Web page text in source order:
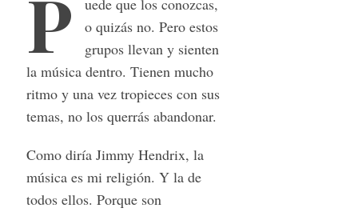
P
uede que los conozcas,
o quizás no. Pero estos
grupos llevan y sienten
la música dentro. Tienen mucho
ritmo y una vez tropieces con sus
temas, no los querrás abandonar.
Como diría Jimmy Hendrix, la
música es mi religión. Y la de
todos ellos. Porque son